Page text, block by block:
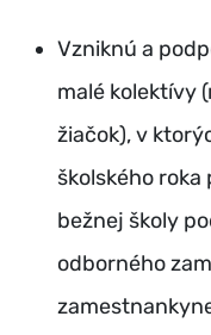
Vzniknú a
malé kolektívy
žiačok), v
školského
bežnej školy
odborného